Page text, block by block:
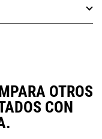
OTROS
CON